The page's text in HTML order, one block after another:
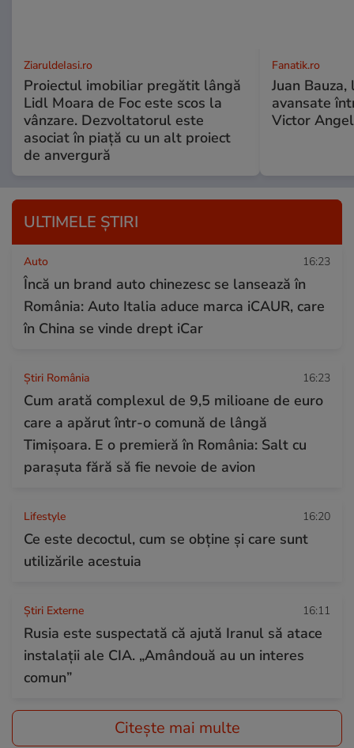
ZiaruldeIasi.ro
Proiectul imobiliar pregătit lângă
Lidl Moara de Foc este scos la
vânzare. Dezvoltatorul este
asociat în piață cu un alt proiect
de anvergură
Fanatik.ro
Juan
avansate
Victor
ULTIMELE ȘTIRI
Auto 16:23
Încă un brand auto chinezesc se lansează în
România: Auto Italia aduce marca iCAUR, care
în China se vinde drept iCar
Știri România 16:23
Cum arată complexul de 9,5 milioane de euro
care a apărut într-o comună de lângă
Timișoara. E o premieră în România: Salt cu
parașuta fără să fie nevoie de avion
Lifestyle 16:20
Ce este decoctul, cum se obţine şi care sunt
utilizările acestuia
Știri Externe 16:11
Rusia este suspectată că ajută Iranul să atace
instalații ale CIA. „Amândouă au un interes
comun”
Citește mai multe